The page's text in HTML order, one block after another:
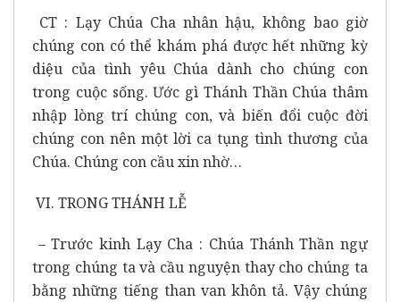
CT : Lạy Chúa Cha nhân hậu, không bao giờ
chúng con có thể khám phá được hết những kỳ
diệu của tình yêu Chúa dành cho chúng con
trong cuộc sống. Ước gì Thánh Thần Chúa thâm
nhập lòng trí chúng con, và biến đổi cuộc đời
chúng con nên một lời ca tụng tình thương của
Chúa. Chúng con cầu xin nhờ…
VI. TRONG THÁNH LỄ
– Trước kinh Lạy Cha : Chúa Thánh Thần ngự
trong chúng ta và cầu nguyện thay cho chúng ta
bằng những tiếng than van khôn tả. Vậy chúng